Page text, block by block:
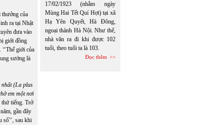
thưởng của
ra tại Nhật
đưa vào
giới đồng
giới của
sướng là
(La plus
em một nơi
thứ tiếng. Trở
gần đây
sau khi
17/02/1923 (nhằm ngày
Mùng Hai Tết Quí Hợi) tại xã
Hạ Yên Quyết, Hà Đông,
ngoại thành Hà Nội. Như thế,
nhà văn ra đi khi được 102
tuổi, theo tuổi ta là 103.
Đọc thêm